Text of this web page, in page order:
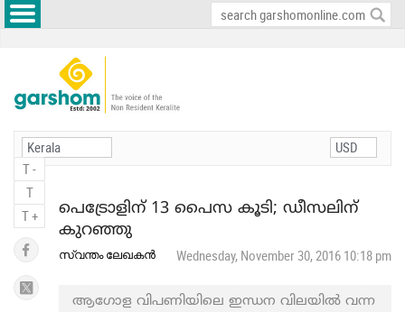
T -
T
T +
പെട്രോളിന് 13 പൈസ കൂടി; ഡീസലിന്
കുറഞ്ഞു
സ്വന്തം ലേഖകന്‍ Wednesday, November 30, 2016 10:18 pm
ആഗോള വിപണിയിലെ ഇന്ധന വിലയില്‍ വന്ന